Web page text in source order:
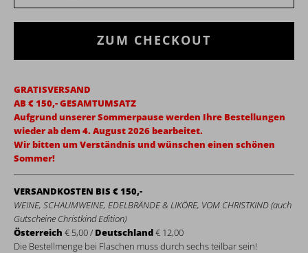
ZUM CHECKOUT
GRATISVERSAND
AB € 150,- GESAMTUMSATZ
Aufgrund unserer Sommerpause werden Ihre Bestellungen
wieder ab dem 4. August 2026 bearbeitet.
Wir bitten um Verständnis und wünschen einen schönen
Sommer!
VERSANDKOSTEN BIS € 150,-
WEINE, SCHAUMWEINE, EDELBRÄNDE & LIKÖRE, VOM CHRISTKIND (auch
Gutscheine Christkind Edition)
Österreich € 5,00 / Deutschland€ 12,00
Die Bestellmenge bei Flaschen muss durch sechs teilbar sein!